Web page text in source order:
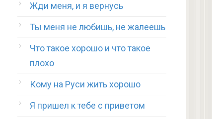
Жди меня, и я вернусь
Ты меня не любишь, не жалеешь
Что такое хорошо и что такое
плохо
Кому на Руси жить хорошо
Я пришел к тебе с приветом